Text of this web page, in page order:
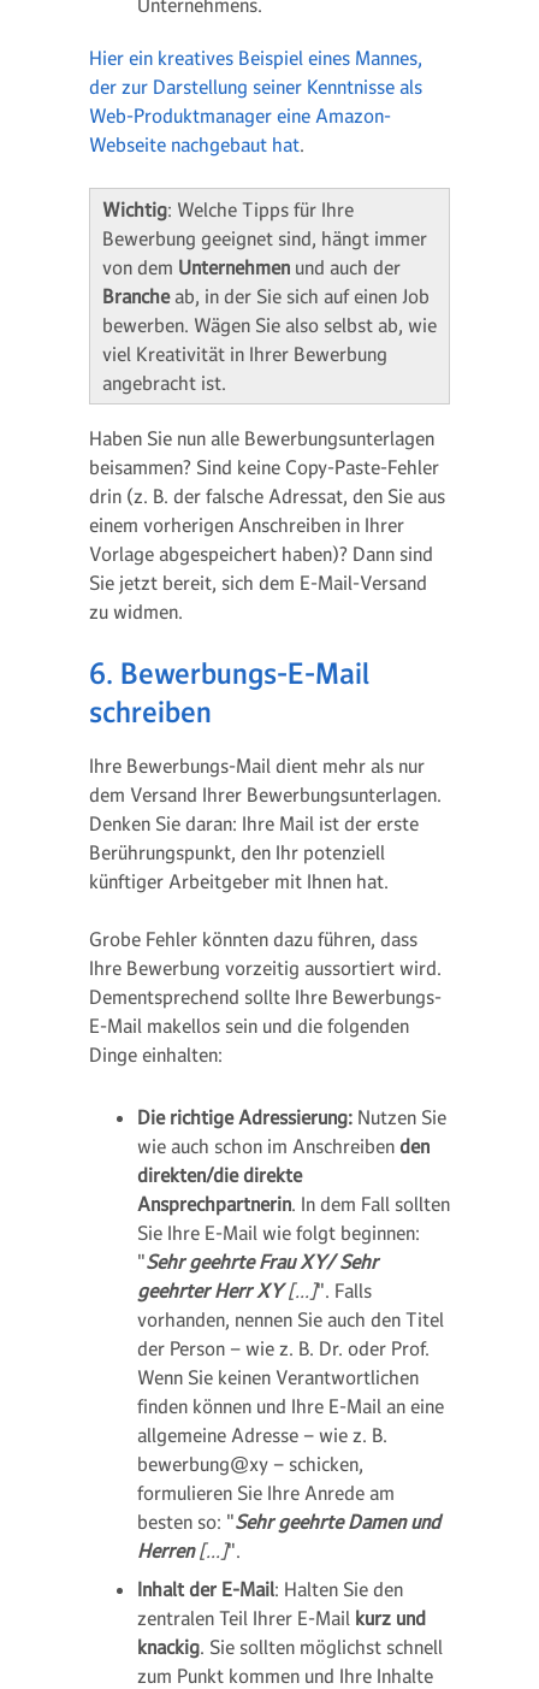
Unternehmens.
Hier ein kreatives Beispiel eines Mannes,
der zur Darstellung seiner Kenntnisse als
Web-Produktmanager eine Amazon-
Webseite nachgebaut hat.
Wichtig: Welche Tipps für Ihre
Bewerbung geeignet sind, hängt immer
von dem Unternehmen und auch der
Branche ab, in der Sie sich auf einen Job
bewerben. Wägen Sie also selbst ab, wie
viel Kreativität in Ihrer Bewerbung
angebracht ist.
Haben Sie nun alle Bewerbungsunterlagen
beisammen? Sind keine Copy-Paste-Fehler
drin (z. B. der falsche Adressat, den Sie aus
einem vorherigen Anschreiben in Ihrer
Vorlage abgespeichert haben)? Dann sind
Sie jetzt bereit, sich dem E-Mail-Versand
zu widmen.
6. Bewerbungs-E-Mail
schreiben
Ihre Bewerbungs-Mail dient mehr als nur
dem Versand Ihrer Bewerbungsunterlagen.
Denken Sie daran: Ihre Mail ist der erste
Berührungspunkt, den Ihr potenziell
künftiger Arbeitgeber mit Ihnen hat.
Grobe Fehler könnten dazu führen, dass
Ihre Bewerbung vorzeitig aussortiert wird.
Dementsprechend sollte Ihre Bewerbungs-
E-Mail makellos sein und die folgenden
Dinge einhalten:
Die richtige Adressierung: Nutzen Sie
wie auch schon im Anschreiben den
direkten/die direkte
Ansprechpartnerin. In dem Fall sollten
Sie Ihre E-Mail wie folgt beginnen:
"Sehr geehrte Frau XY/ Sehr
geehrter Herr XY[…]". Falls
vorhanden, nennen Sie auch den Titel
der Person – wie z. B. Dr. oder Prof.
Wenn Sie keinen Verantwortlichen
finden können und Ihre E-Mail an eine
allgemeine Adresse – wie z. B.
bewerbung@xy – schicken,
formulieren Sie Ihre Anrede am
besten so: "Sehr geehrte Damen und
Herren[…]".
Inhalt der E-Mail: Halten Sie den
zentralen Teil Ihrer E-Mail kurz und
knackig. Sie sollten möglichst schnell
zum Punkt kommen und Ihre Inhalte